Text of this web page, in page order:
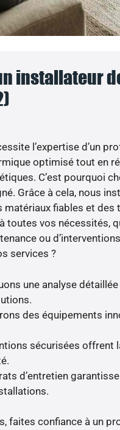
installateur
l’expertise d’un
optimisé tout en
C’est pourquoi
Grâce à cela, nous
matériaux fiables et des
toutes vos nécessités,
ou
services ?
une analyse
des équipements
sécurisées offrent
d’entretien
faites confiance à un